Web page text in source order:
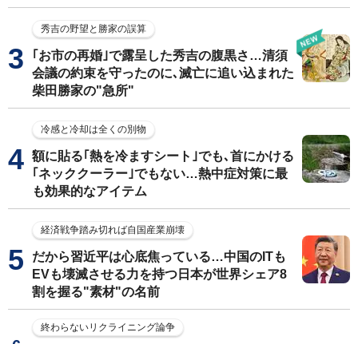
秀吉の野望と勝家の誤算
｢お市の再婚｣で露呈した秀吉の腹黒さ…清須
会議の約束を守ったのに､滅亡に追い込まれた
柴田勝家の"急所"
冷感と冷却は全くの別物
額に貼る｢熱を冷ますシート｣でも､首にかける
｢ネッククーラー｣でもない…熱中症対策に最
も効果的なアイテム
経済戦争踏み切れば自国産業崩壊
だから習近平は心底焦っている…中国のITも
EVも壊滅させる力を持つ日本が世界シェア8
割を握る"素材"の名前
終わらないリクライニング論争